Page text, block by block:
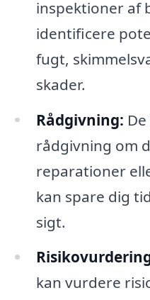
inspektioner af
identificere
fugt,
skader.
Rådgivning:
rådgivning om
reparationer
kan spare dig
sigt.
kan vurdere